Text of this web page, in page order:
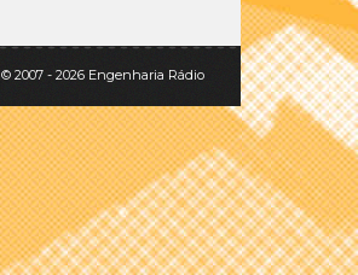
© 2007 - 2026 Engenharia Rádio